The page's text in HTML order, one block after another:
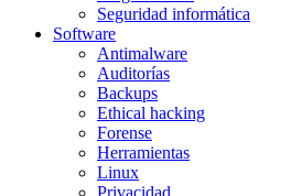
Seguridad informática
Software
Antimalware
Auditorías
Backups
Ethical hacking
Forense
Herramientas
Linux
Privacidad